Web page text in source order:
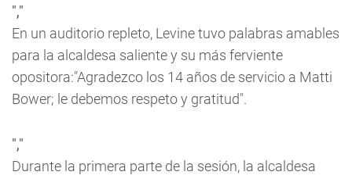
","
En un auditorio repleto, Levine tuvo palabras amables
para la alcaldesa saliente y su más ferviente
opositora:"Agradezco los 14 años de servicio a Matti
Bower; le debemos respeto y gratitud".
","
Durante la primera parte de la sesión, la alcaldesa